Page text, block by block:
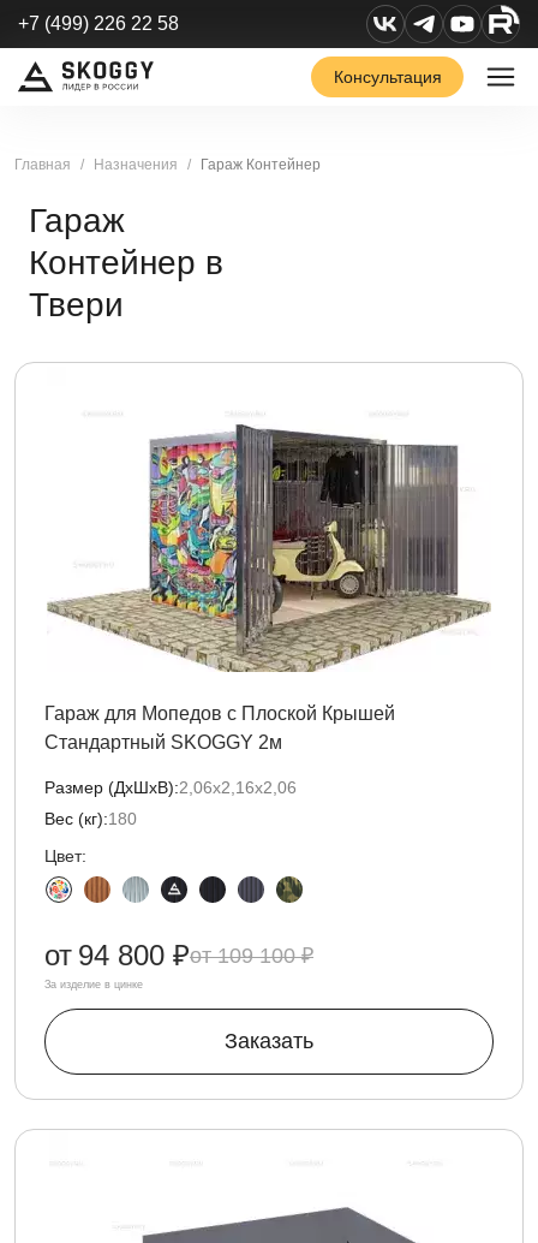
+7 (499) 226 22 58
Консультация
Главная Назначения Гараж Контейнер
Гараж
Контейнер в
Твери
Гараж для Мопедов с Плоской Крышей
Стандартный SKOGGY 2м
Размер (ДxШxВ):2,06х2,16х2,06
Вес (кг):180
Цвет:
109 100 ₽
от 94 800 ₽
За изделие в цинке
Заказать